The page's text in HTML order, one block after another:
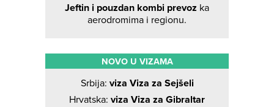
Jeftin i pouzdan kombi prevoz ka
aerodromima i regionu.
NOVO U VIZAMA
Srbija: viza Viza za Sejšeli
Hrvatska: viza Viza za Gibraltar